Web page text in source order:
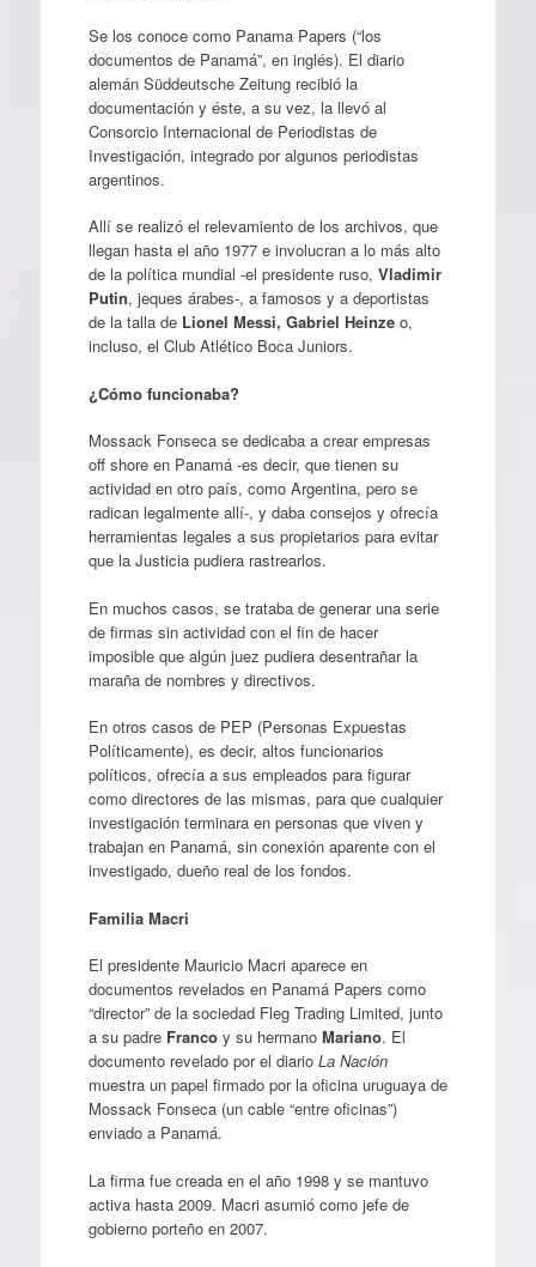
Se los conoce como Panama Papers (“los
documentos de Panamá”, en inglés). El diario
alemán Süddeutsche Zeitung recibió la
documentación y éste, a su vez, la llevó al
Consorcio Internacional de Periodistas de
Investigación, integrado por algunos periodistas
argentinos.
Allí se realizó el relevamiento de los archivos, que
llegan hasta el año 1977 e involucran a lo más alto
de la política mundial -el presidente ruso, Vladimir
Putin, jeques árabes-, a famosos y a deportistas
de la talla de Lionel Messi, Gabriel Heinzeo,
incluso, el Club Atlético Boca Juniors.
¿Cómo funcionaba?
Mossack Fonseca se dedicaba a crear empresas
off shore en Panamá -es decir, que tienen su
actividad en otro país, como Argentina, pero se
radican legalmente allí-, y daba consejos y ofrecía
herramientas legales a sus propietarios para evitar
que la Justicia pudiera rastrearlos.
En muchos casos, se trataba de generar una serie
de firmas sin actividad con el fin de hacer
imposible que algún juez pudiera desentrañar la
maraña de nombres y directivos.
En otros casos de PEP (Personas Expuestas
Políticamente), es decir, altos funcionarios
políticos, ofrecía a sus empleados para figurar
como directores de las mismas, para que cualquier
investigación terminara en personas que viven y
trabajan en Panamá, sin conexión aparente con el
investigado, dueño real de los fondos.
Familia Macri
El presidente Mauricio Macri aparece en
documentos revelados en Panamá Papers como
“director” de la sociedad Fleg Trading Limited, junto
a su padre Franco y su hermano Mariano. El
documento revelado por el diarioLa Nación
muestra un papel firmado por la oficina uruguaya de
Mossack Fonseca (un cable “entre oficinas”)
enviado a Panamá.
La firma fue creada en el año 1998 y se mantuvo
activa hasta 2009. Macri asumió como jefe de
gobierno porteño en 2007.